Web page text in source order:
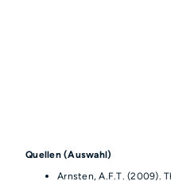
Quellen (Auswahl)
Arnsten, A.F.T. (2009).